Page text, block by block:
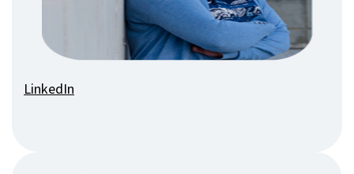
LinkedIn